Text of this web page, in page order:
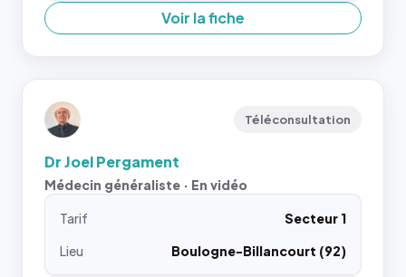
Voir la fiche
Téléconsultation
Dr Joel Pergament
Médecin généraliste · En vidéo
Tarif
Secteur 1
Lieu
Boulogne-Billancourt (92)